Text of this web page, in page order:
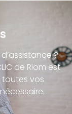
?
de Riom est
vos